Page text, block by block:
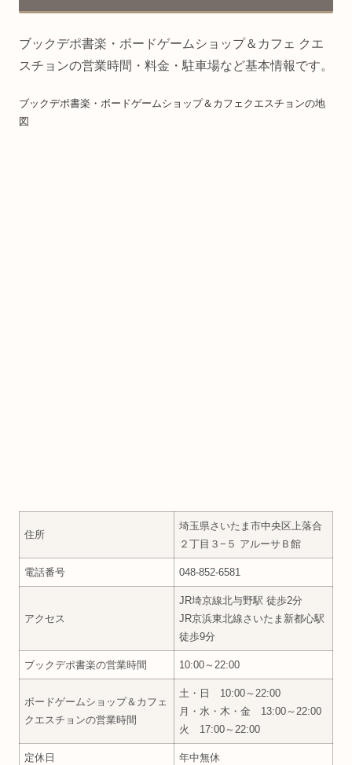
ブックデポ書楽・ボードゲームショップ＆カフェ クエ
スチョンの営業時間・料金・駐車場など基本情報です。
ブックデポ書楽・ボードゲームショップ＆カフェクエスチョンの地
図
住所
埼玉県さいたま市中央区上落合
２丁目３−５ アルーサＢ館
電話番号 048-852-6581
アクセス
JR埼京線北与野駅 徒歩2分
JR京浜東北線さいたま新都心駅
徒歩9分
ブックデポ書楽の営業時間 10:00～22:00
ボードゲームショップ＆カフェ
クエスチョンの営業時間
土・日 10:00～22:00
月・水・木・金 13:00～22:00
火 17:00～22:00
定休日 年中無休